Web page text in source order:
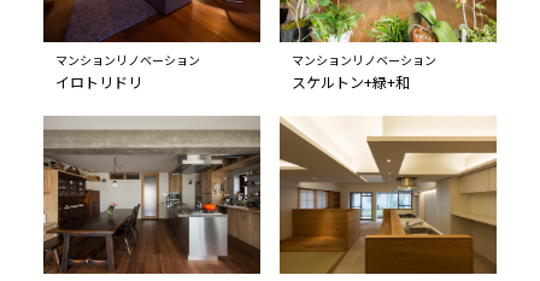
マンションリノベーション
イロトリドリ
マンションリノベーション
スケルトン+緑+和